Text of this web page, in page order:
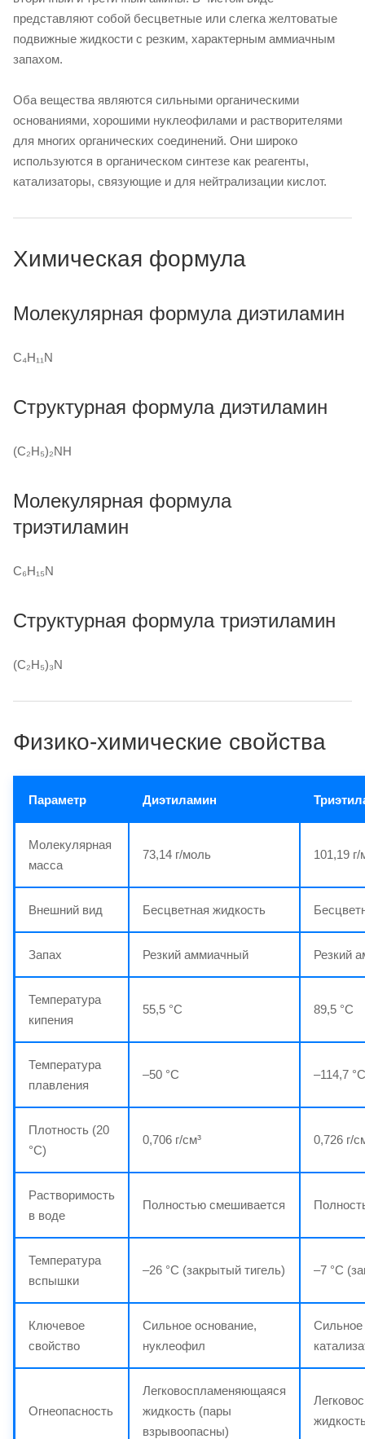
представляют собой бесцветные или слегка желтоватые
подвижные жидкости с резким, характерным аммиачным
запахом.
Оба вещества являются сильными органическими
основаниями, хорошими нуклеофилами и растворителями
для многих органических соединений. Они широко
используются в органическом синтезе как реагенты,
катализаторы, связующие и для нейтрализации кислот.
Химическая формула
Молекулярная формула диэтиламин
C₄H₁₁N
Структурная формула диэтиламин
(C₂H₅)₂NH
Молекулярная формула
триэтиламин
C₆H₁₅N
Структурная формула триэтиламин
(C₂H₅)₃N
Физико-химические свойства
Параметр Диэтиламин
Молекулярная
масса
73,14 г/моль 101,19
Внешний вид Бесцветная жидкость
Запах Резкий аммиачный Резкий
Температура
кипения
55,5 °C 89,5 °C
Температура
плавления
–50 °C –114,7 °C
Плотность (20
°C)
0,706 г/см³ 0,726 г/
Растворимость
в воде
Полностью смешивается
Температура
вспышки
–26 °C (закрытый тигель) –7 °C
Ключевое
свойство
Сильное основание,
нуклеофил
Сильное
Огнеопасность
Легковоспламеняющаяся
жидкость (пары
взрывоопасны)